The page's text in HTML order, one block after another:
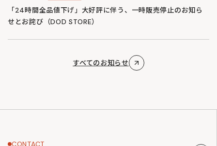
「24時間全品値下げ」大好評に伴う、一時販売停止のお知ら
せとお詫び（DOD STORE）
すべてのお知らせ
CONTACT